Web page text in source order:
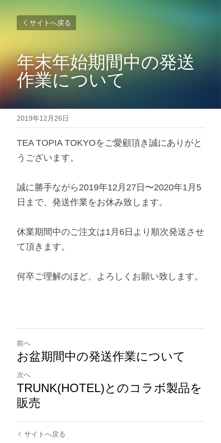
サイトへ戻る
年末年始期間中の発送
作業について
2019年12月26日
TEA TOPIA TOKYOをご愛顧頂き誠にありがと
うございます。
誠に勝手ながら2019年12月27日〜2020年1月5
日まで、発送作業をお休み致します。
休業期間中のご注文は1月6日より順次発送させ
て頂きます。
何卒ご理解のほど、よろしくお願い致します。
前へ
お盆期間中の発送作業について
次へ
TRUNK(HOTEL)とのコラボ製品を
販売
サイトへ戻る